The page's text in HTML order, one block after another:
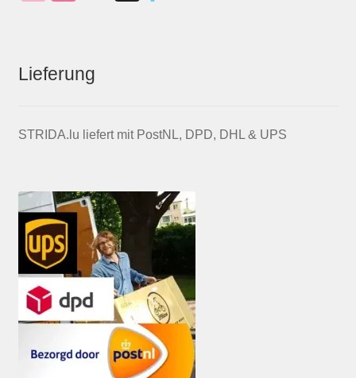
Lieferung
STRIDA.lu liefert mit PostNL, DPD, DHL & UPS